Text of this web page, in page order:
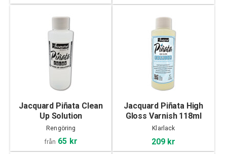
Jacquard Piñata Clean
Up Solution
Rengöring
från 65 kr
Jacquard Piñata High
Gloss Varnish 118ml
Klarlack
209 kr